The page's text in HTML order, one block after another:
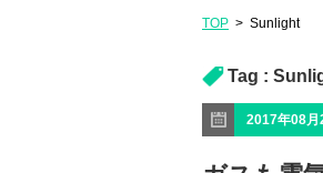
TOP > Sunlight
Tag :
2017年08月